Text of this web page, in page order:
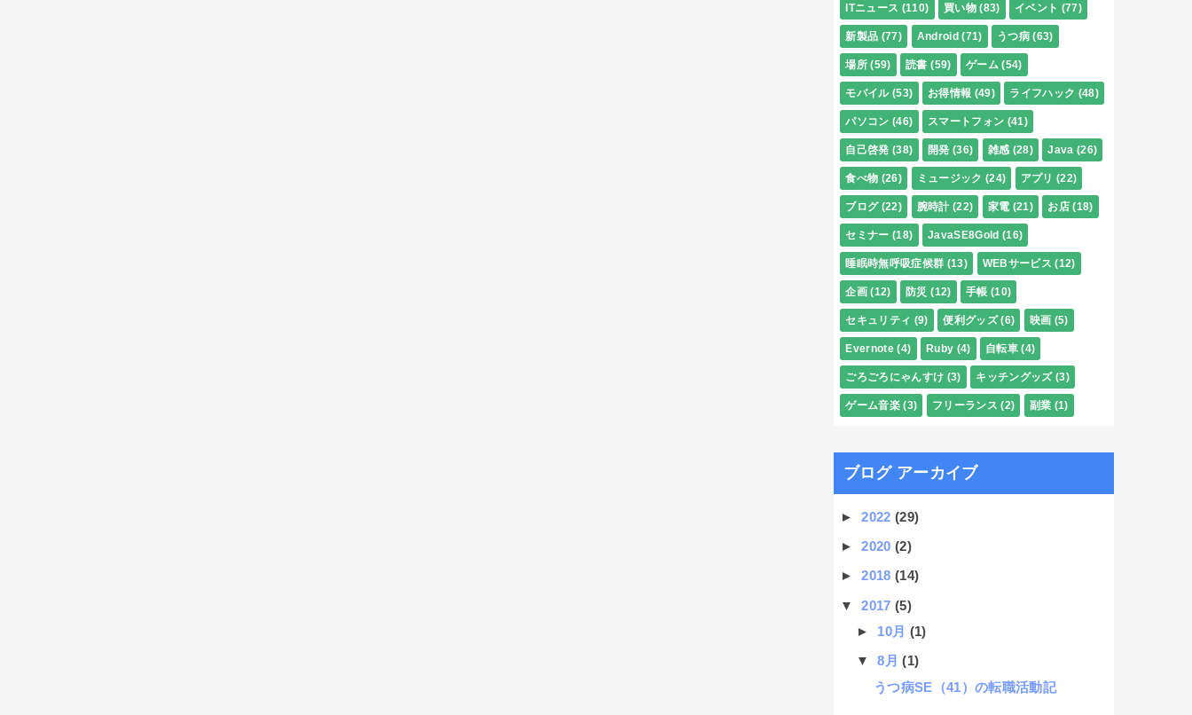
ITニュース (110) 買い物 (83) イベント (77)
新製品 (77) Android (71) うつ病 (63)
場所 (59) 読書 (59) ゲーム (54)
モバイル (53) お得情報 (49) ライフハック (48)
パソコン (46) スマートフォン (41)
自己啓発 (38) 開発 (36) 雑感 (28) Java (26)
食べ物 (26) ミュージック (24) アプリ (22)
ブログ (22) 腕時計 (22) 家電 (21) お店 (18)
セミナー (18) JavaSE8Gold (16)
睡眠時無呼吸症候群 (13) WEBサービス (12)
企画 (12) 防災 (12) 手帳 (10)
セキュリティ (9) 便利グッズ (6) 映画 (5)
Evernote (4) Ruby (4) 自転車 (4)
ごろごろにゃんすけ (3) キッチングッズ (3)
ゲーム音楽 (3) フリーランス (2) 副業 (1)
ブログ アーカイブ
►2022(29)
►2020(2)
►2018(14)
▼2017(5)
► 10月 (1)
▼8月(1)
うつ病SE（41）の転職活動記